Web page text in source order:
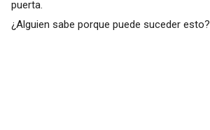
puerta.
¿Alguien sabe porque puede suceder esto?